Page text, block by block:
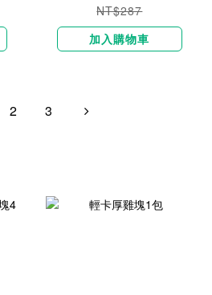
NT$287
加入購物車
2 3